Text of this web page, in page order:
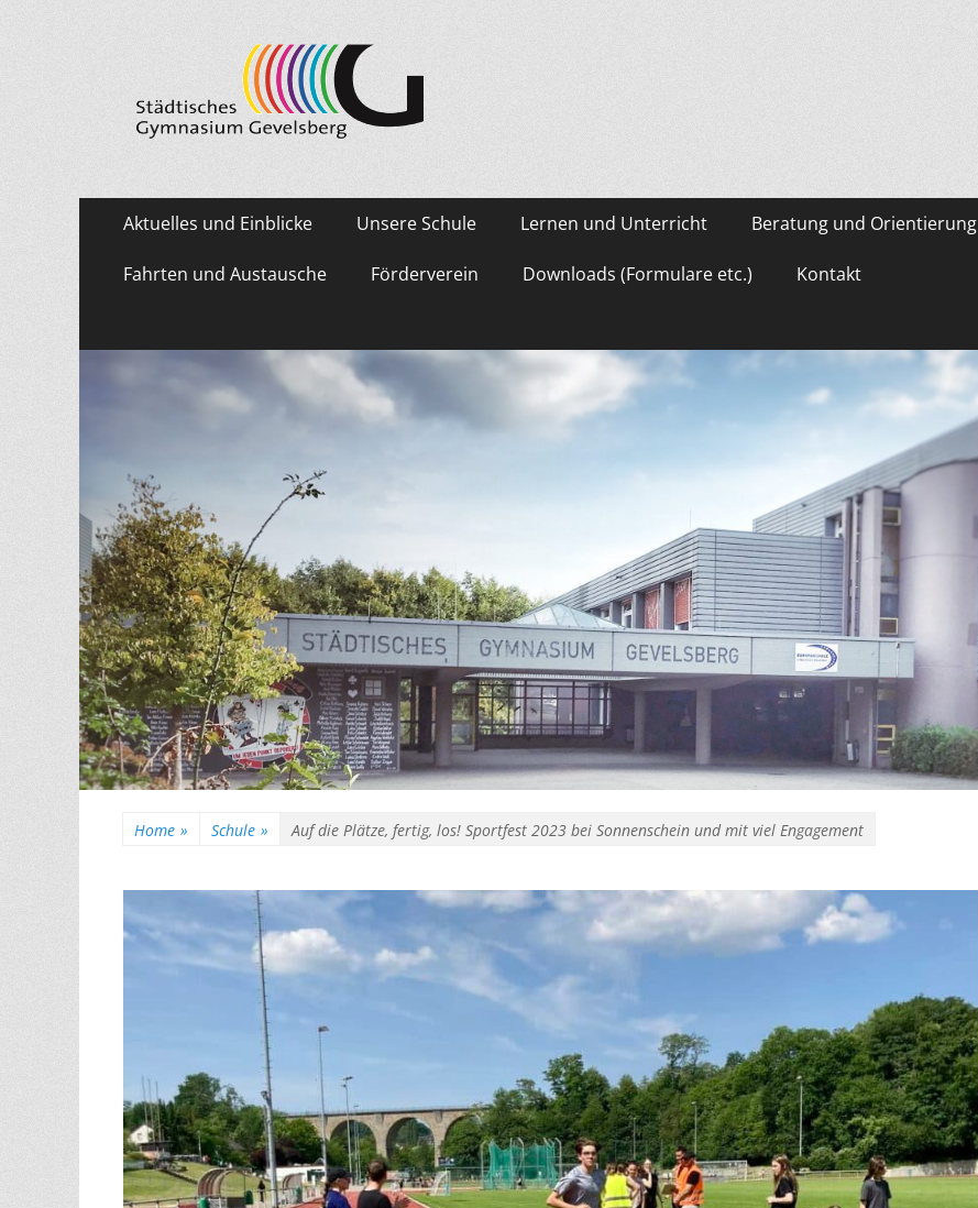
Städtisches Gymnasium Gevelsberg
Primäres
Zum
Inhalt
springen
Aktuelles und Einblicke Unsere Schule Lernen und Unterricht Beratung und Orientierung
Fahrten und Austausche Förderverein Downloads (Formulare etc.) Kontakt
Home » Schule » Auf die Plätze, fertig, los! Sportfest 2023 bei Sonnenschein und mit viel Engagement